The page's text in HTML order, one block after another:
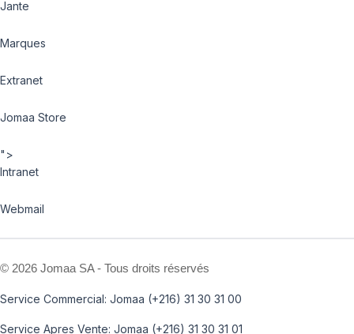
Jante
Marques
Extranet
Jomaa Store
">
Intranet
Webmail
© 2026 Jomaa SA - Tous droits réservés
Service Commercial: Jomaa (+216) 31 30 31 00
Service Apres Vente: Jomaa (+216) 31 30 31 01